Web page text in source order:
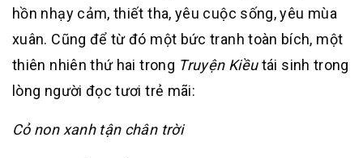
hồn nhạy cảm, thiết tha, yêu cuộc sống, yêu mùa
xuân. Cũng để từ đó một bức tranh toàn bích, một
thiên nhiên thứ hai trong Truyện Kiềutái sinh trong
lòng người đọc tươi trẻ mãi:
Cỏ non xanh tận chân trời